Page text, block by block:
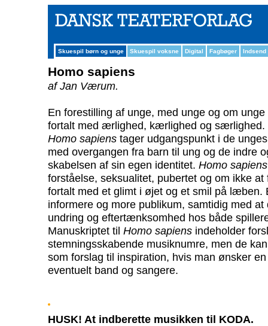
Skuespil børn og unge Skuespil voksne Digital Fagbøger Indsend
Homo sapiens
af Jan Værum.
En forestilling af unge, med unge og om
fortalt med ærlighed, kærlighed og særlighed.
Homo sapiens tager udgangspunkt i de
med overgangen fra barn til ung og de indre
skabelsen af sin egen identitet. Homo sapiens
forståelse, seksualitet, pubertet og om ikke
fortalt med et glimt i øjet og et smil på læben.
informere og more publikum, samtidig med
undring og eftertænksomhed hos både
Manuskriptet til Homo sapiens indeholder
stemningsskabende musiknumre, men de
som forslag til inspiration, hvis man ønsker
eventuelt band og sangere.
HUSK! At indberette musikken til KODA.